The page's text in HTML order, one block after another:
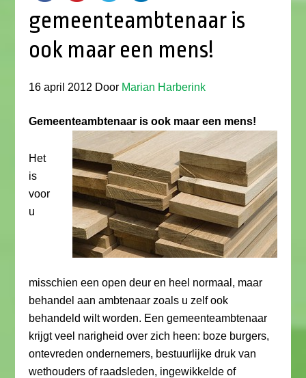
gemeenteambtenaar is
ook maar een mens!
16 april 2012 Door Marian Harberink
Gemeenteambtenaar is ook maar een mens!
Het
is
voor
u
misschien een open deur en heel normaal, maar
behandel aan ambtenaar zoals u zelf ook
behandeld wilt worden. Een gemeenteambtenaar
krijgt veel narigheid over zich heen: boze burgers,
ontevreden ondernemers, bestuurlijke druk van
wethouders of raadsleden, ingewikkelde of